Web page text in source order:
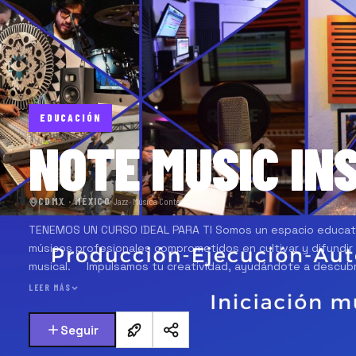
EDUCACIÓN
NOTE MUSIC
CDMX · MÉXICO·Jazz · Música Contemporánea
TENEMOS UN CURSO IDEAL PARA TI Somos un espacio
músicos profesionales comprometidos en cultivar y difundir
musical. Impulsamos tu creatividad, ayudándote a
tu propia voz, únete a nuestra comunidad y conéctate con…
LEER MÁS
Seguir